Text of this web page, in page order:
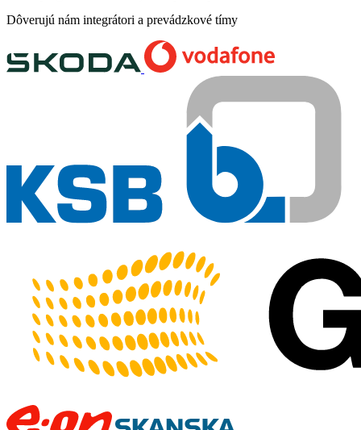
Dôverujú nám integrátori a prevádzkové tímy